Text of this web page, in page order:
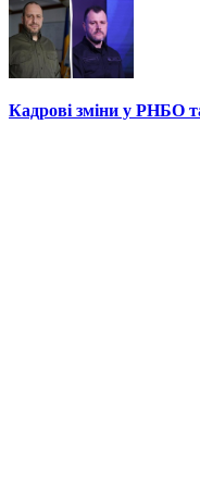
Кадрові зміни у РНБО